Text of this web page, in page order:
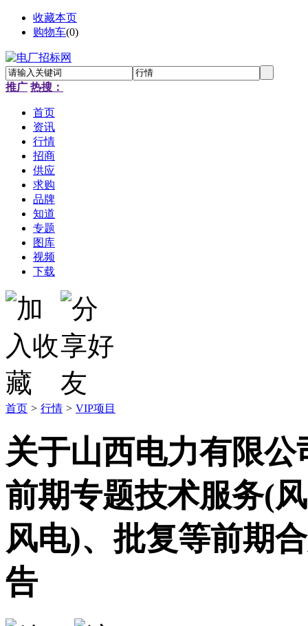
收藏本页
购物车(0)
推广 热搜：
首页
资讯
行情
招商
供应
求购
品牌
知道
专题
图库
视频
下载
首页 > 行情 > VIP项目
关于山西电力有限
前期专题技术服务(
风电)、批复等前期
告